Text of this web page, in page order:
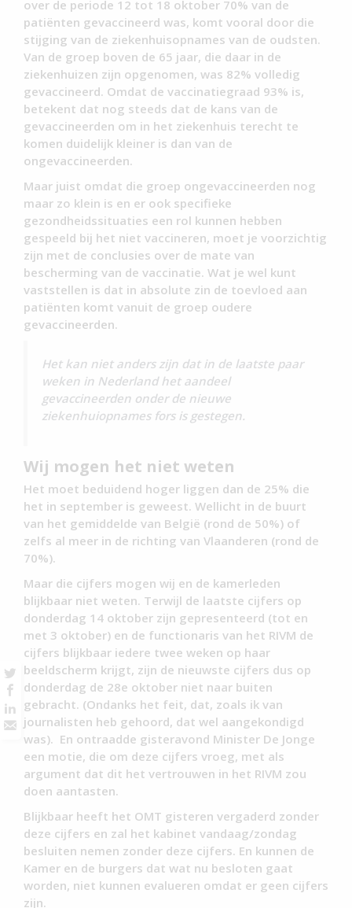
over de periode 12 tot 18 oktober 70% van de
patiënten gevaccineerd was, komt vooral door die
stijging van de ziekenhuisopnames van de oudsten.
Van de groep boven de 65 jaar, die daar in de
ziekenhuizen zijn opgenomen, was 82% volledig
gevaccineerd. Omdat de vaccinatiegraad 93% is,
betekent dat nog steeds dat de kans van de
gevaccineerden om in het ziekenhuis terecht te
komen duidelijk kleiner is dan van de
ongevaccineerden.
Maar juist omdat die groep ongevaccineerden nog
maar zo klein is en er ook specifieke
gezondheidssituaties een rol kunnen hebben
gespeeld bij het niet vaccineren, moet je voorzichtig
zijn met de conclusies over de mate van
bescherming van de vaccinatie. Wat je wel kunt
vaststellen is dat in absolute zin de toevloed aan
patiënten komt vanuit de groep oudere
gevaccineerden.
Het kan niet anders zijn dat in de laatste paar
weken in Nederland het aandeel
gevaccineerden onder de nieuwe
ziekenhuiopnames fors is gestegen.
Wij mogen het niet weten
Het moet beduidend hoger liggen dan de 25% die
het in september is geweest. Wellicht in de buurt
van het gemiddelde van België (rond de 50%) of
zelfs al meer in de richting van Vlaanderen (rond de
70%).
Maar die cijfers mogen wij en de kamerleden
blijkbaar niet weten. Terwijl de laatste cijfers op
donderdag 14 oktober zijn gepresenteerd (tot en
met 3 oktober) en de functionaris van het RIVM de
cijfers blijkbaar iedere twee weken op haar
beeldscherm krijgt, zijn de nieuwste cijfers dus op
donderdag de 28e oktober niet naar buiten
gebracht. (Ondanks het feit, dat, zoals ik van
journalisten heb gehoord, dat wel aangekondigd
was). En ontraadde gisteravond Minister De Jonge
een motie, die om deze cijfers vroeg, met als
argument dat dit het vertrouwen in het RIVM zou
doen aantasten.
Blijkbaar heeft het OMT gisteren vergaderd zonder
deze cijfers en zal het kabinet vandaag/zondag
besluiten nemen zonder deze cijfers. En kunnen de
Kamer en de burgers dat wat nu besloten gaat
worden, niet kunnen evalueren omdat er geen cijfers
zijn.